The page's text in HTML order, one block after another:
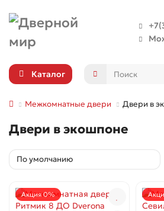
Каталог
Межкомнатные двери Двери в
Двери в экошпоне
Акция 0%